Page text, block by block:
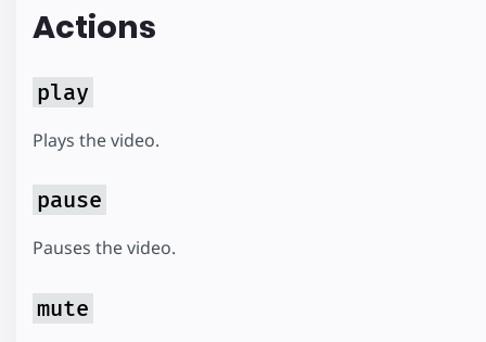
Actions
play
Plays the video.
pause
Pauses the video.
mute